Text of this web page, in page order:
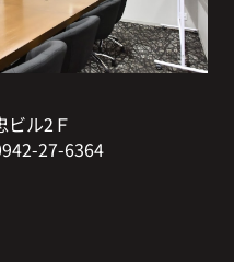
ビル2Ｆ
27-6364